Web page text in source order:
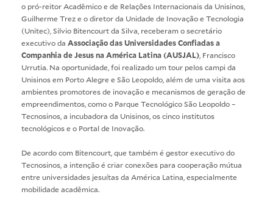
o pró-reitor Acadêmico e de Relações Internacionais da Unisinos,
Guilherme Trez e o diretor da Unidade de Inovação e Tecnologia
(Unitec), Silvio Bitencourt da Silva, receberam o secretário
executivo da Associação das Universidades Confiadas a
Companhia de Jesus na América Latina (AUSJAL) , Francisco
Urrutia. Na oportunidade, foi realizado um tour pelos campi da
Unisinos em Porto Alegre e São Leopoldo, além de uma visita aos
ambientes promotores de inovação e mecanismos de geração de
empreendimentos, como o Parque Tecnológico São Leopoldo –
Tecnosinos, a incubadora da Unisinos, os cinco institutos
tecnológicos e o Portal de Inovação.
De acordo com Bitencourt, que também é gestor executivo do
Tecnosinos, a intenção é criar conexões para cooperação mútua
entre universidades jesuítas da América Latina, especialmente
mobilidade acadêmica.